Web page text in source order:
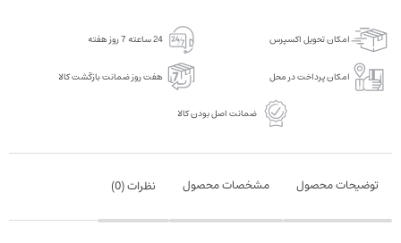
امکان تحویل اکسپرس 24 ساعته 7 روز هفته
امکان پرداخت در محل هفت روز ضمانت بازگشت کالا
ضمانت اصل بودن کالا
توضیحات محصول مشخصات محصول نظرات (0
)